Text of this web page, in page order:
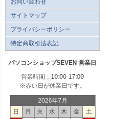
サイトマップ
プライバシーポリシー
特定商取引法表記
パソコンショップSEVEN 営業日
営業時間：10:00-17:00
※赤い日が休業日です。
2026年7月
日
月 火 水 木 金
土